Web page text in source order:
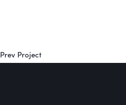
Prev Project